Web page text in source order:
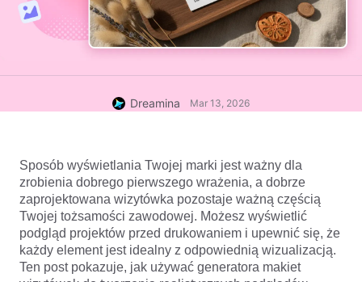
Dreamina Mar 13, 2026
Sposób wyświetlania Twojej marki jest ważny dla
zrobienia dobrego pierwszego wrażenia, a dobrze
zaprojektowana wizytówka pozostaje ważną częścią
Twojej tożsamości zawodowej. Możesz wyświetlić
podgląd projektów przed drukowaniem i upewnić się, że
każdy element jest idealny z odpowiednią wizualizacją.
Ten post pokazuje, jak używać generatora makiet